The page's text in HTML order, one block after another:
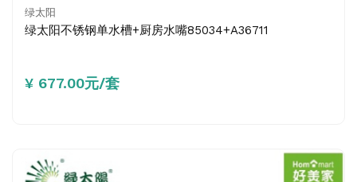
绿太阳
绿太阳不锈钢单水槽+厨房水嘴85034+A36711
¥ 677.00元/套